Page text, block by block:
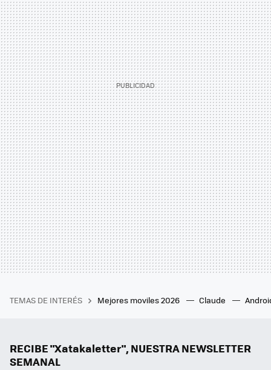
TEMAS DE INTERÉS Mejores moviles 2026 Claude
RECIBE "Xatakaletter", NUESTRA NEWSLETTER
SEMANAL